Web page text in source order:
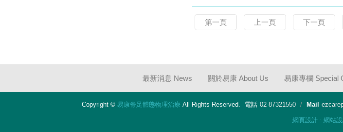
第一頁 上一頁 下一頁
最新消息 News 關於易康 About Us 易康專欄 Special
Copyright © 易康脊足體態物理治療 All Rights Reserved. 電話 02-87321550 Mail
網頁設計 : 網站